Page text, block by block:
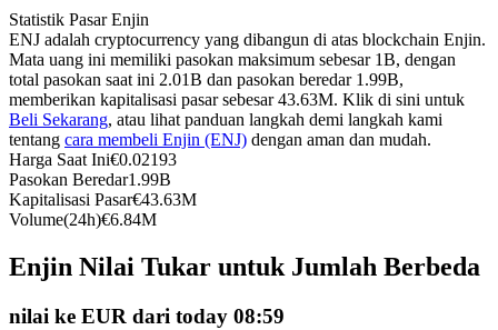
Kontrak berjangka menggunakan USDC sebagai jaminannya
Bergabunglah dengan pedagang top
Statistik Pasar Enjin
ENJ adalah cryptocurrency yang dibangun di atas blockchain Enjin.
Mata uang ini memiliki pasokan maksimum sebesar 1B, dengan
total pasokan saat ini 2.01B dan pasokan beredar 1.99B,
memberikan kapitalisasi pasar sebesar 43.63M. Klik di sini untuk
Beli Sekarang, atau lihat panduan langkah demi langkah kami
tentang cara membeli Enjin (ENJ) dengan aman dan mudah.
Harga Saat Ini€0.02193
Pasokan Beredar1.99B
Kapitalisasi Pasar€43.63M
Volume(24h)€6.84M
Enjin Nilai Tukar untuk Jumlah Berbeda
nilai ke EUR dari today 08:59